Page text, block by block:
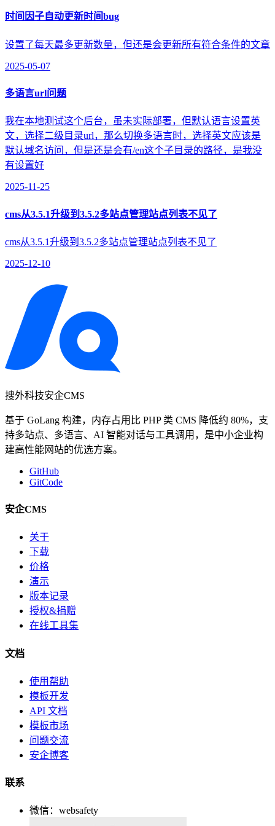
时间因子自动更新时间bug
设置了每天最多更新数量，但还是会更新所有符合条件的文章
2025-05-07
多语言url问题
我在本地测试这个后台，虽未实际部署，但默认语言设置英
文，选择二级目录url，那么切换多语言时，选择英文应该是
默认域名访问，但是还是会有/en这个子目录的路径，是我没
有设置好
2025-11-25
cms从3.5.1升级到3.5.2多站点管理站点列表不见了
cms从3.5.1升级到3.5.2多站点管理站点列表不见了
2025-12-10
搜外科技安企CMS
基于 GoLang 构建，内存占用比 PHP 类 CMS 降低约 80%，支
持多站点、多语言、AI 智能对话与工具调用，是中小企业构
建高性能网站的优选方案。
GitHub
GitCode
安企CMS
关于
下载
价格
演示
版本记录
授权&捐赠
在线工具集
文档
使用帮助
模板开发
API 文档
模板市场
问题交流
安企博客
联系
微信：websafety